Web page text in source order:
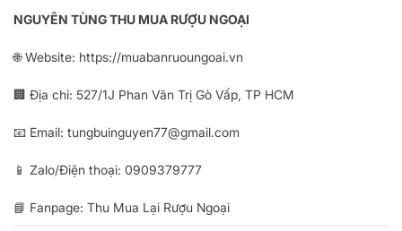
NGUYÊN TÙNG THU MUA RƯỢU NGOẠI
🌐 Website: https://muabanruoungoai.vn
🏢 Địa chỉ: 527/1J Phan Văn Trị Gò Vấp, TP HCM
📧 Email: tungbuinguyen77@gmail.com
📱 Zalo/Điện thoại: 0909379777
📘 Fanpage: Thu Mua Lại Rượu Ngoại